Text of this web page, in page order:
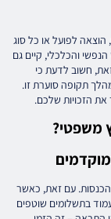
לפועל או כל סוג
והכלכלי, קיים גם
חשוב לדעת כי
תקופה סוערת זו.
את הזכויות שלכם.
משפטי?
עם זאת, כאשר
בתשלומים שוטפים